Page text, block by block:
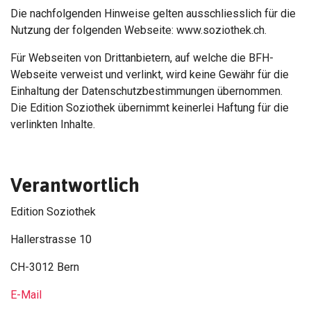
Die nachfolgenden Hinweise gelten ausschliesslich für die
Nutzung der folgenden Webseite: www.soziothek.ch.
Für Webseiten von Drittanbietern, auf welche die BFH-
Webseite verweist und verlinkt, wird keine Gewähr für die
Einhaltung der Datenschutzbestimmungen übernommen.
Die Edition Soziothek übernimmt keinerlei Haftung für die
verlinkten Inhalte.
Verantwortlich
Edition Soziothek
Hallerstrasse 10
CH-3012 Bern
E-Mail